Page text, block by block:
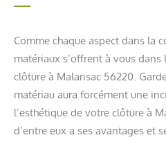
Comme chaque aspect dans la
matériaux s’offrent à vous
clôture à Malansac 56220.
matériau aura forcément une
l’esthétique de votre clôture à
d’entre eux a ses avantages et